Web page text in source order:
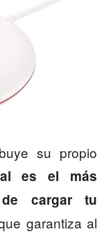
su propio
es el más
cargar tu
garantiza al